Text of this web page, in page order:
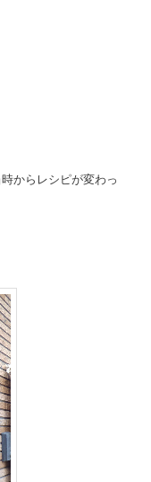
からレシピが変わっ